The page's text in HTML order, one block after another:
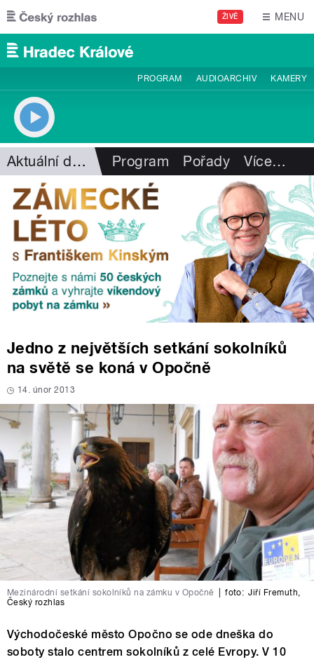
Přejít k hlavnímu obsahu
ŽIVĚ MENU
PROGRAM AUDIOARCHIV KAMERY
Aktuální dění Program Pořady Více…
Jedno z největších setkání sokolníků
na světě se koná v Opočně
14. únor 2013
Mezinárodní setkání sokolníků na zámku v Opočně foto: Jiří Fremuth,
Český rozhlas
Východočeské město Opočno se ode dneška do
soboty stalo centrem sokolníků z celé Evropy. V 10